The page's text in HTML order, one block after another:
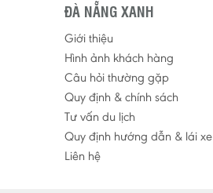
ĐÀ NẴNG XANH
Giới thiệu
Hình ảnh khách hàng
Câu hỏi thường gặp
Quy định & chính sách
Tư vấn du lịch
Quy định hướng dẫn & lái xe
Liên hệ